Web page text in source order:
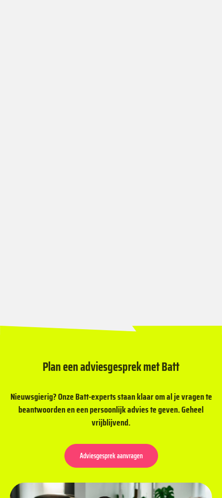
Plan een adviesgesprek met Batt
Nieuwsgierig? Onze Batt-experts staan klaar om al je vragen te
beantwoorden en een persoonlijk advies te geven. Geheel
vrijblijvend.
Adviesgesprek aanvragen